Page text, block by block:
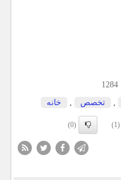
1284
تخصص خانه
(1)
(0)